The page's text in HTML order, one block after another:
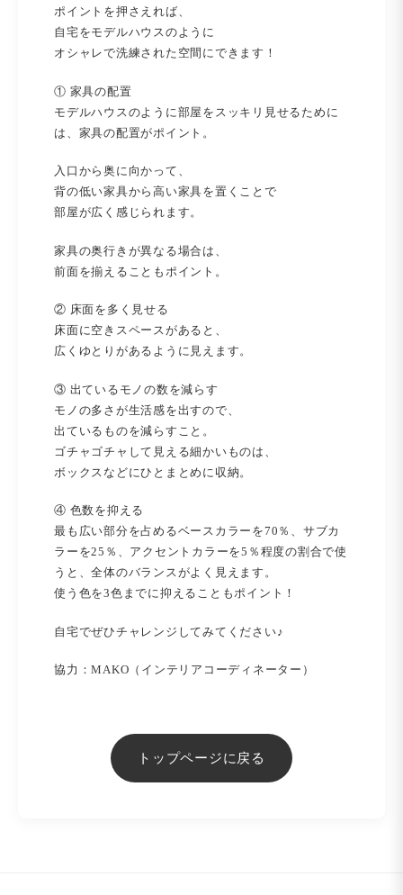
ポイントを押さえれば、
自宅をモデルハウスのように
オシャレで洗練された空間にできます！
① 家具の配置
モデルハウスのように部屋をスッキリ見せるために
は、家具の配置がポイント。
入口から奥に向かって、
背の低い家具から高い家具を置くことで
部屋が広く感じられます。
家具の奥行きが異なる場合は、
前面を揃えることもポイント。
② 床面を多く見せる
床面に空きスペースがあると、
広くゆとりがあるように見えます。
③ 出ているモノの数を減らす
モノの多さが生活感を出すので、
出ているものを減らすこと。
ゴチャゴチャして見える細かいものは、
ボックスなどにひとまとめに収納。
④ 色数を抑える
最も広い部分を占めるベースカラーを70％、サブカ
ラーを25％、アクセントカラーを5％程度の割合で使
うと、全体のバランスがよく見えます。
使う色を3色までに抑えることもポイント！
自宅でぜひチャレンジしてみてください♪
協力：MAKO（インテリアコーディネーター）
トップページに戻る